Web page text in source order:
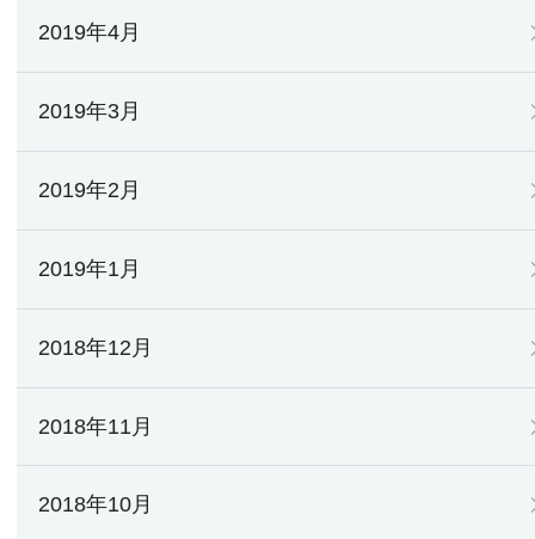
2019年4月
2019年3月
2019年2月
2019年1月
2018年12月
2018年11月
2018年10月